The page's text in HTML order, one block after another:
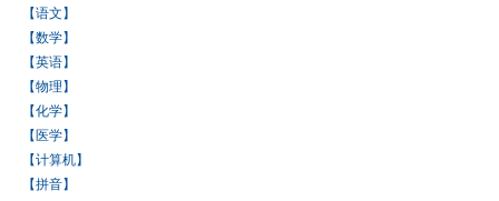
【语文】
【数学】
【英语】
【物理】
【化学】
【医学】
【计算机】
【拼音】